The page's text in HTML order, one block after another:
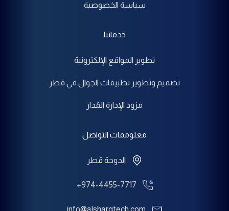
سياسة الخصوصية
خدماتنا
تطوير المواقع الإلكترونية
تصميم وتطوير تطبيقات الجوال في قطر
مزود الإدارة المُدار
معلوممات التواصل
الدوحة قطر
+974-4455-7717